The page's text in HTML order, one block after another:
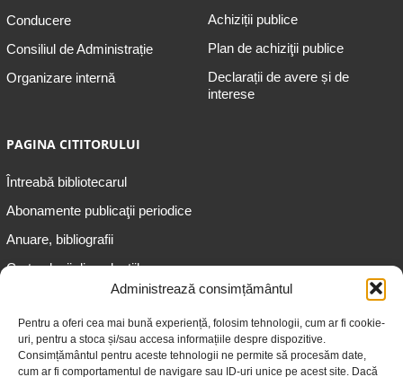
Administrează consimțământul
Pentru a oferi cea mai bună experiență, folosim tehnologii, cum ar fi cookie-
uri, pentru a stoca și/sau accesa informațiile despre dispozitive.
Consimțământul pentru aceste tehnologii ne permite să procesăm date,
cum ar fi comportamentul de navigare sau ID-uri unice pe acest site. Dacă
Conducere
Consiliul de Administrație
Organizare internă
Achiziții publice
Plan de achiziţii publice
Declarații de avere și de
interese
PAGINA CITITORULUI
Întreabă bibliotecarul
Abonamente publicaţii periodice
Anuare, bibliografii
Cartea lunii din colecțiile
Informații pentru adolescenți
Informații pentru adulți